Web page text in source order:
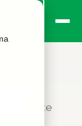
neste